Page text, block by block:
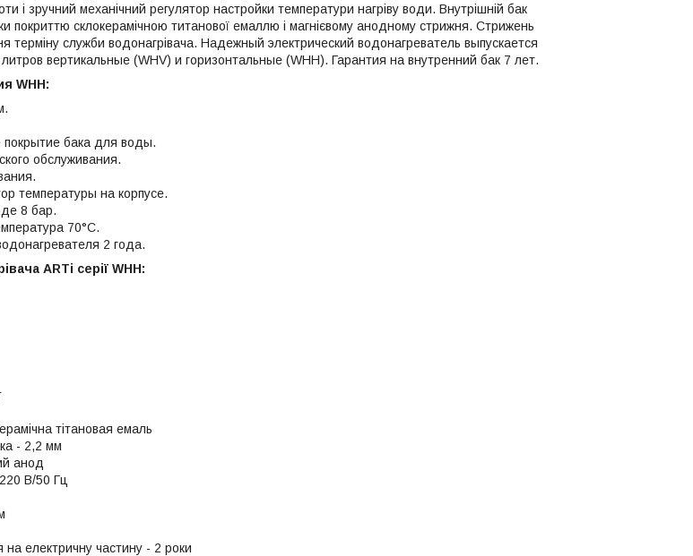
і зручний механічний регулятор настройки температури нагріву води. Внутрішній бак
покриттю склокерамічною титанової емаллю і магнієвому анодному стрижня. Стрижень
терміну служби водонагрівача. Надежный электрический водонагреватель выпускается
вертикальные (WHV) и горизонтальные (WHH). Гарантия на внутренний бак 7 лет.
WHH:
покрытие бака для воды.
обслуживания.
температуры на корпусе.
8 бар.
70°С.
2 года.
ARTi серії WHH:
тітановая емаль
- 2,2 мм
анод
В/50 Гц
на електричну частину - 2 роки